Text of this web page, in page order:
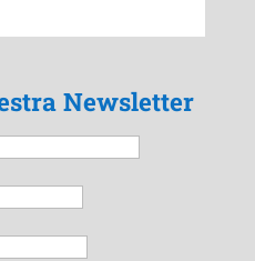
Newsletter